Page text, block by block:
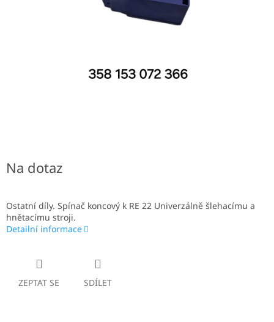
Na dotaz
Ostatní díly. Spínač koncový k RE 22 Univerzálně šlehacímu a
hnětacímu stroji.
Detailní informace
ZEPTAT SE SDÍLET